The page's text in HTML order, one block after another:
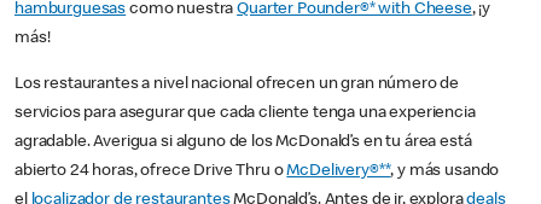
hamburguesas como nuestraQuarter Pounder®* with Cheese, ¡y
más!
Los restaurantes a nivel nacional ofrecen un gran número de
servicios para asegurar que cada cliente tenga una experiencia
agradable. Averigua si alguno de los McDonald’s en tu área está
abierto 24 horas, ofrece Drive Thru oMcDelivery®**, y más usando
el localizador de restaurantesMcDonald’s. Antes de ir, exploradeals